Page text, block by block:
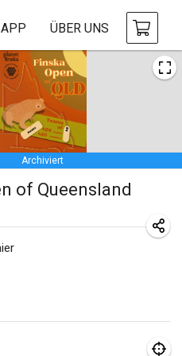
ÜBER UNS
Archiviert
of Queensland
la bonne année
|Frankreich
Triplette
|Frankreich
de Honnelles